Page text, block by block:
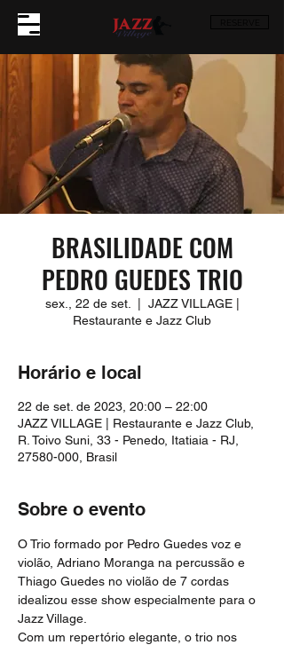
BRASILIDADE COM
PEDRO GUEDES TRIO
sex., 22 de set.
JAZZ VILLAGE |
Restaurante e Jazz Club
Horário e local
22 de set. de 2023, 20:00 – 22:00
JAZZ VILLAGE | Restaurante e Jazz Club,
R. Toivo Suni, 33 - Penedo, Itatiaia - RJ,
27580-000, Brasil
Sobre o evento
O Trio formado por Pedro Guedes voz e
violão, Adriano Moranga na percussão e
Thiago Guedes no violão de 7 cordas
idealizou esse show especialmente para o
Jazz Village.
Com um repertório elegante, o trio nos